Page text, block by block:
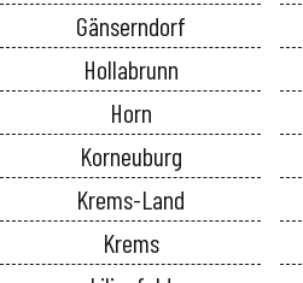
Gänserndorf
Hollabrunn
Horn
Korneuburg
Krems-Land
Krems